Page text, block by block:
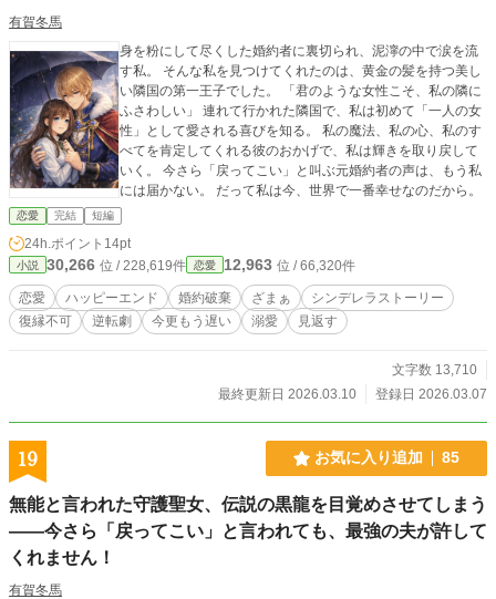
有賀冬馬
身を粉にして尽くした婚約者に裏切られ、泥濘の中で涙を流
す私。 そんな私を見つけてくれたのは、黄金の髪を持つ美し
い隣国の第一王子でした。 「君のような女性こそ、私の隣に
ふさわしい」 連れて行かれた隣国で、私は初めて「一人の女
性」として愛される喜びを知る。 私の魔法、私の心、私のす
べてを肯定してくれる彼のおかげで、私は輝きを取り戻して
いく。 今さら「戻ってこい」と叫ぶ元婚約者の声は、もう私
には届かない。 だって私は今、世界で一番幸せなのだから。
恋愛 完結 短編
24h.ポイント 14pt
小説 30,266 位 / 228,619件 恋愛 12,963 位 / 66,320件
恋愛 ハッピーエンド 婚約破棄 ざまぁ
シンデレラストーリー
復縁不可
逆転劇 今更もう遅い 溺愛 見返す
文字数 13,710
最終更新日 2026.03.10
登録日 2026.03.07
19 お気に入り追加 85
無能と言われた守護聖女、伝説の黒龍を目覚めさせてしまう
――今さら「戻ってこい」と言われても、最強の夫が許して
くれません！
有賀冬馬